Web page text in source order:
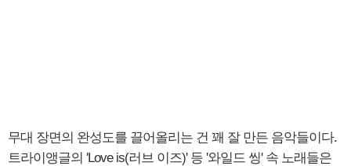
무대 장면의 완성도를 끌어올리는 건 꽤 잘 만든 음악들이다.
트라이앵글의 'Love is(러브 이즈)' 등 '와일드 씽' 속 노래들은